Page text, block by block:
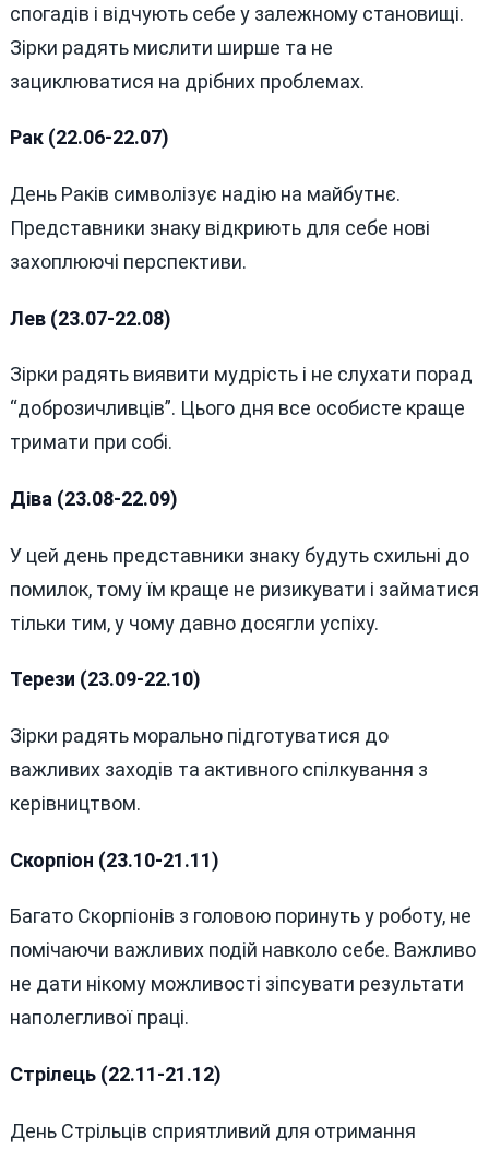
спогадів і відчують себе у залежному становищі.
Зірки радять мислити ширше та не
зациклюватися на дрібних проблемах.
Рак (22.06-22.07)
День Раків символізує надію на майбутнє.
Представники знаку відкриють для себе нові
захоплюючі перспективи.
Лев (23.07-22.08)
Зірки радять виявити мудрість і не слухати порад
“доброзичливців”. Цього дня все особисте краще
тримати при собі.
Діва (23.08-22.09)
У цей день представники знаку будуть схильні до
помилок, тому їм краще не ризикувати і займатися
тільки тим, у чому давно досягли успіху.
Терези (23.09-22.10)
Зірки радять морально підготуватися до
важливих заходів та активного спілкування з
керівництвом.
Скорпіон (23.10-21.11)
Багато Скорпіонів з головою поринуть у роботу, не
помічаючи важливих подій навколо себе. Важливо
не дати нікому можливості зіпсувати результати
наполегливої ​​праці.
Стрілець (22.11-21.12)
День Стрільців сприятливий для отримання